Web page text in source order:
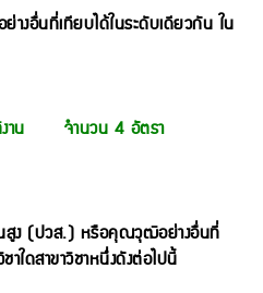
อื่นที่เทียบได้ในระดับเดียวกัน ใน
ติงาน จำนวน 4 อัตรา
สูง (ปวส.) หรือคุณวุฒิอย่างอื่นที่
าใดสาขาวิชาหนึ่งดังต่อไปนี้